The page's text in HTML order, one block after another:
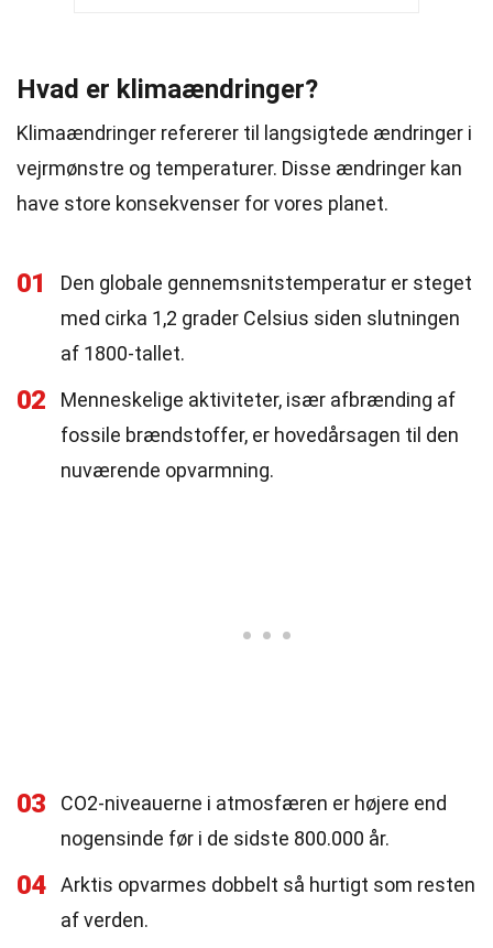
Hvad er klimaændringer?
Klimaændringer refererer til langsigtede ændringer i
vejrmønstre og temperaturer. Disse ændringer kan
have store konsekvenser for vores planet.
01
Den globale gennemsnitstemperatur er steget
med cirka 1,2 grader Celsius siden slutningen
af 1800-tallet.
02
Menneskelige aktiviteter, især afbrænding af
fossile brændstoffer, er hovedårsagen til den
nuværende opvarmning.
03
CO2-niveauerne i atmosfæren er højere end
nogensinde før i de sidste 800.000 år.
04
Arktis opvarmes dobbelt så hurtigt som resten
af verden.